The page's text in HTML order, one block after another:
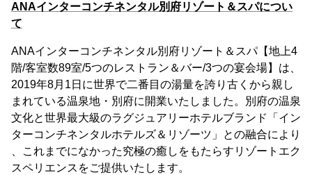
ANAインターコンチネンタル別府リゾート＆スパについ
て
ANAインターコンチネンタル別府リゾート＆スパ【地上4
階/客室数89室/5つのレストラン＆バー/3つの宴会場】は、
2019年8月1日に世界で⼆番⽬の湯量を誇り古くから親し
まれている温泉地・別府に開業いたしました。別府の温泉
文化と世界最大級のラグジュアリーホテルブランド「イン
ターコンチネンタルホテルズ＆リゾーツ」との融合により
、これまでになかった究極の癒しをもたらすリゾートエク
スペリエンスをご提供いたします。